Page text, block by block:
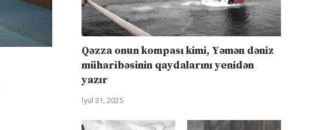
Qəzza onun kompası kimi, Yəmən dəniz
müharibəsinin qaydalarını yenidən
yazır
İyul 31, 2025